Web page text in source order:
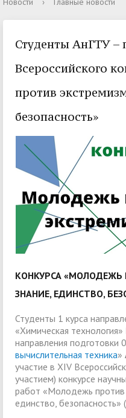
Студенты АнГТУ –
Всероссийского
против
безопасность»
КОНКУРСА
ЗНАНИЕ, ЕДИНСТВО,
Студенты 1 курса
«Химическая технология»
направления подготовки
вычислительная техника»
участие в XIV
участием) конкурсе
работ «Молодежь против
единство,